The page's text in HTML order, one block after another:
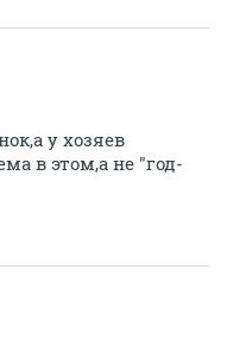
у хозяев
в этом,а не "год-